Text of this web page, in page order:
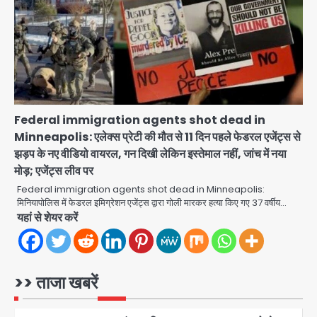
Federal immigration agents shot dead in
Minneapolis: एलेक्स प्रेटी की मौत से 11 दिन पहले फेडरल एजेंट्स से
झड़प के नए वीडियो वायरल, गन दिखी लेकिन इस्तेमाल नहीं, जांच में नया
मोड़; एजेंट्स लीव पर
Federal immigration agents shot dead in Minneapolis:
मिनियापोलिस में फेडरल इमिग्रेशन एजेंट्स द्वारा गोली मारकर हत्या किए गए 37 वर्षीय…
यहां से शेयर करें
>> ताजा खबरें
पेट्रोल बम से हमला
4
Rasra Assembly seat: बसपा के
इकलौते विधायक उमाशंकर सिंह का निधन, दो
साल से कैंसर से जूझ रहे थे
Avinash Kumar
5
डीएम अस्मिता लाल ने गोद में उठाकर दिया
अपनत्व का सहारा
Team JHJ
करने वाले 11 बांग्लादेशी नागरिक सेंट्रल जिला
पुलिस के हत्थे चढ़े
2
स्वतंत्रता दिवस पर फूलप्रूफ सुरक्षा को लेकर